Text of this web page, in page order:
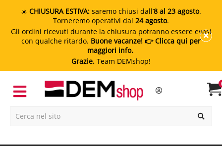
☀️ CHIUSURA ESTIVA: saremo chiusi dall’8 al 23 agosto.
Torneremo operativi dal 24 agosto.
Gli ordini ricevuti durante la chiusura potranno essere evasi
con qualche ritardo. Buone vacanze! 👉 Clicca qui per
maggiori info.
Grazie. Team DEMshop!